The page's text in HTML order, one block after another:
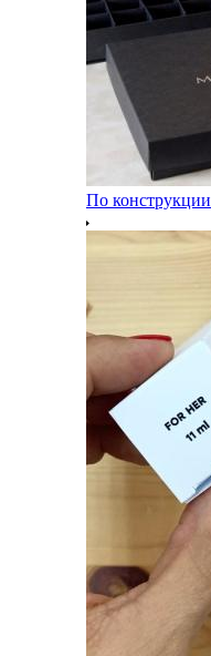
По конструкции